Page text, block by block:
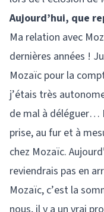
Aujourd’hui, que
Ma relation avec
dernières années !
Mozaïc pour la
j’étais très
de mal à déléguer…
prise, au fur et à
chez Mozaïc.
reviendrais pas en
Mozaïc, c’est la